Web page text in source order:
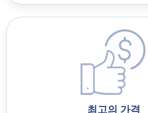
최고의 가격